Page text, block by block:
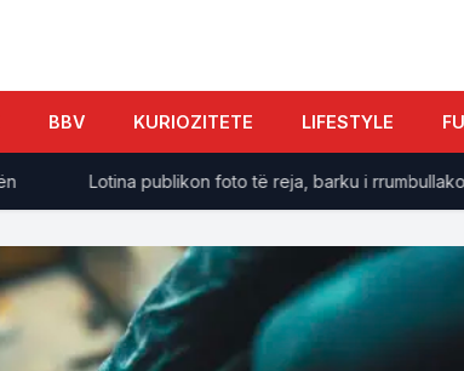
BBV KURIOZITETE LIFESTYLE
Lotina publikon foto të reja, barku i rrumbullakosur